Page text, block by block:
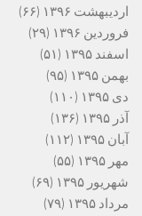
اردیبهشت ۱۳۹۶
(۶۶)
فروردین ۱۳۹۶
(۲۹)
اسفند ۱۳۹۵
(۵۱)
بهمن ۱۳۹۵
(۹۵)
دی ۱۳۹۵
(۱۱۰)
آذر ۱۳۹۵
(۱۳۶)
آبان ۱۳۹۵
(۱۱۲)
مهر ۱۳۹۵
(۵۵)
شهریور ۱۳۹۵
(۶۹)
مرداد ۱۳۹۵
(۷۹)